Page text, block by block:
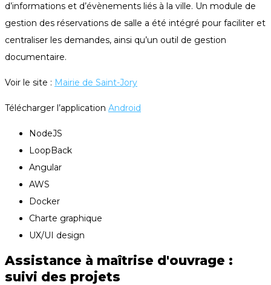
d’informations et d’évènements liés à la ville. Un module de
gestion des réservations de salle a été intégré pour faciliter et
centraliser les demandes, ainsi qu’un outil de gestion
documentaire.
Voir le site : Mairie de Saint-Jory
Télécharger l’application Android
NodeJS
LoopBack
Angular
AWS
Docker
Charte graphique
UX/UI design
Assistance à maîtrise d'ouvrage :
suivi des projets